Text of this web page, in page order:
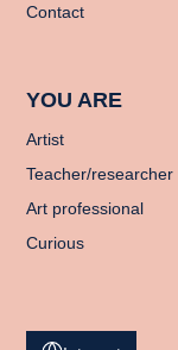
Contact
YOU ARE
Artist
Teacher/researcher
Art professional
Curious